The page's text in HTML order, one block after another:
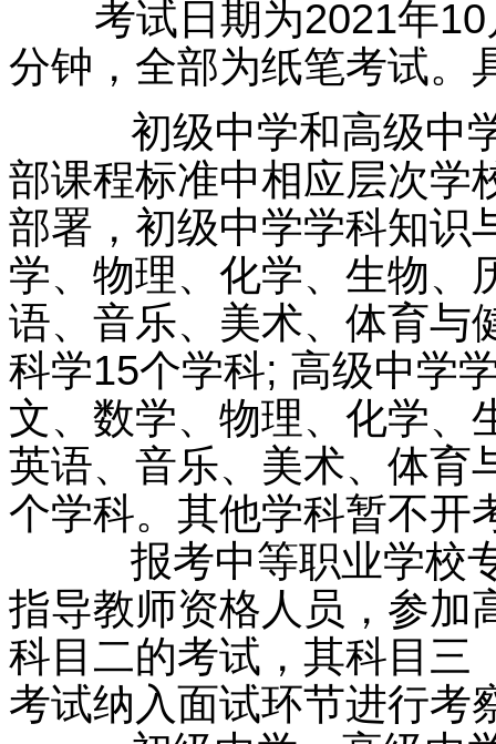
考试日期为2021年10
分钟，全部为纸笔考试。
初级中学和高级中学
部课程标准中相应层次学
部署，初级中学学科知识
学、物理、化学、生物、
语、音乐、美术、体育与
科学15个学科; 高级中学
文、数学、物理、化学、
英语、音乐、美术、体育
个学科。其他学科暂不开
报考中等职业学校专
指导教师资格人员，参加
科目二的考试，其科目三
考试纳入面试环节进行考